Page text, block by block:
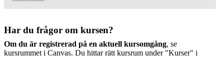
Har du frågor om kursen?
Om du är registrerad på en aktuell kursomgång, se
kursrummet i Canvas. Du hittar rätt kursrum under "Kurser" i